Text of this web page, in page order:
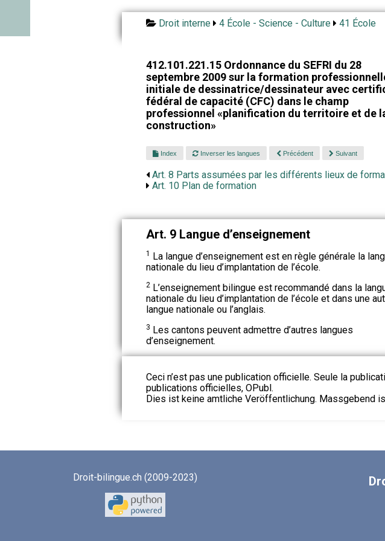
Droit interne 4 École - Science - Culture 41 École
412.101.221.15 Ordonnance du SEFRI du 28
septembre 2009 sur la formation
initiale de dessinatrice/dessinateur avec
fédéral de capacité (CFC) dans le champ
professionnel «planification du territoire et de
construction»
Index Inverser les langues Précédent Suivant
Art. 8 Parts assumées par les différents lieux de
Art. 10 Plan de formation
Art. 9 Langue d’enseignement
1 La langue d’enseignement est en règle générale la
nationale du lieu d’implantation de l’école.
2L’enseignement bilingue est recommandé dans la
nationale du lieu d’implantation de l’école et dans une
langue nationale ou l’anglais.
3 Les cantons peuvent admettre d’autres langues
d’enseignement.
Ceci n’est pas une publication officielle. Seule la
publications officielles, OPubl.
Dies ist keine amtliche Veröffentlichung. Massgebend
Droit-bilingue.ch (2009-2023)